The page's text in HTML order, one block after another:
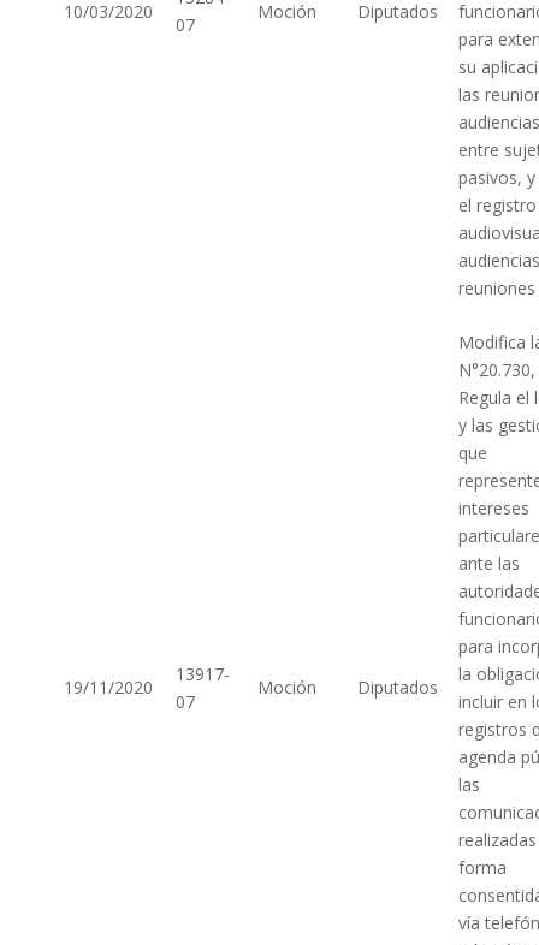
10/03/2020
07
Moción Diputados
para
su
las
audiencias
entre
pasivos,
el registro
reuniones
19/11/2020
13917-
07
Moción Diputados
Modifica
Regula el
y las
que
intereses
ante las
para
la
incluir en
registros
agenda
las
forma
vía